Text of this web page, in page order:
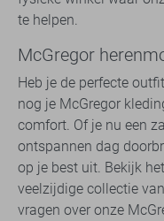
te helpen.
McGregor
Heb je de perfecte
nog je McGregor
comfort. Of je nu een
ontspannen dag
op je best uit. Bekijk
veelzijdige collectie
vragen over onze